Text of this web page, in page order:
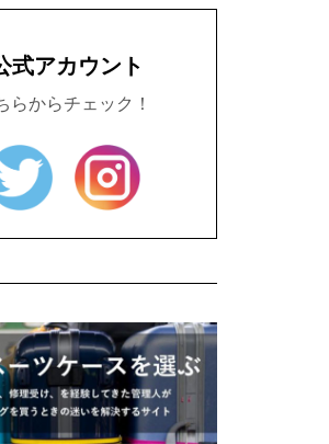
アカウント
らからチェック！